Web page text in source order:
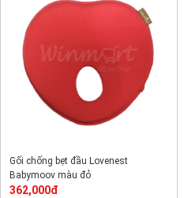
Gối chống bẹt đầu Lovenest
Babymoov màu đỏ
362,000đ